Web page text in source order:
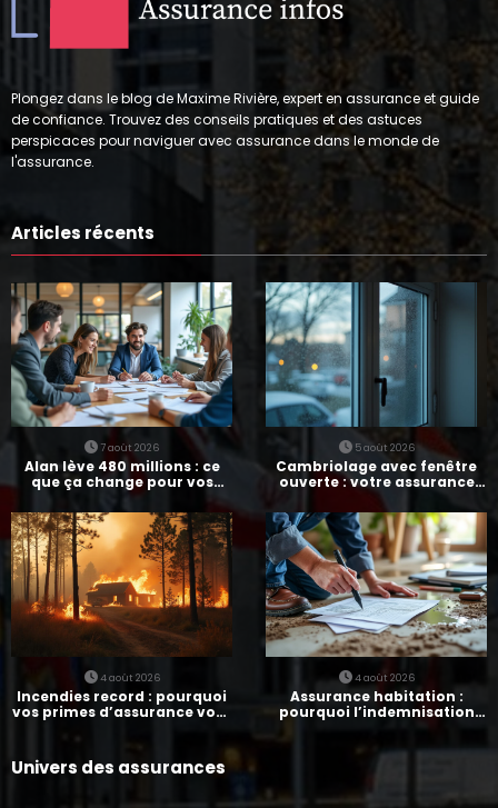
Plongez dans le blog de Maxime Rivière, expert en assurance et guide
de confiance. Trouvez des conseils pratiques et des astuces
perspicaces pour naviguer avec assurance dans le monde de
l'assurance.
Articles récents
7 août 2026
Alan lève 480 millions : ce
que ça change pour vos
5 août 2026
Cambriolage avec fenêtre
ouverte : votre assurance
paie-t-elle ?
4 août 2026
Incendies record : pourquoi
vos primes d’assurance vont
4 août 2026
Assurance habitation :
pourquoi l’indemnisation
prend parfois 7 mois
Univers des assurances